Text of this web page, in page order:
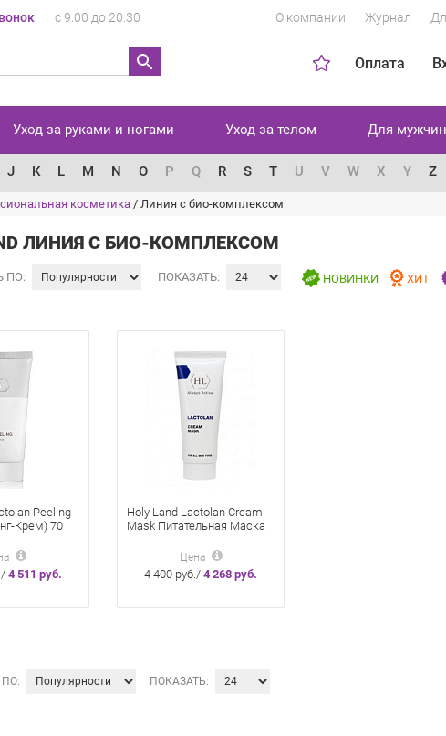
с 9:00 до 20:30 О компании Журнал
Оплата
Уход за руками и ногами Уход за телом Для мужчин
J K L M N O P Q R S T U V W X Y Z
косметика / Линия с био-комплексом
ЛИНИЯ С БИО-КОМПЛЕКСОМ
ПО: ПОКАЗАТЬ: НОВИНКИ ХИТ
Peeling
Крем) 70
4 511 руб.
Holy Land Lactolan Cream
Mask Питательная Маска
Цена
4 400 руб./4 268 руб.
ПОКАЗАТЬ: